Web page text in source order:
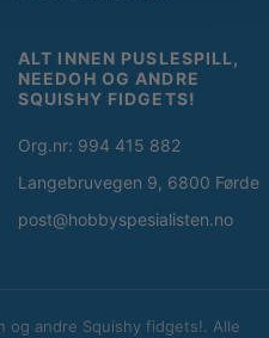
ALT INNEN PUSLESPILL,
NEEDOH OG ANDRE
SQUISHY FIDGETS!
Org.nr: 994 415 882
Langebruvegen 9, 6800 Førde
post@hobbyspesialisten.no
andre Squishy fidgets!. Alle